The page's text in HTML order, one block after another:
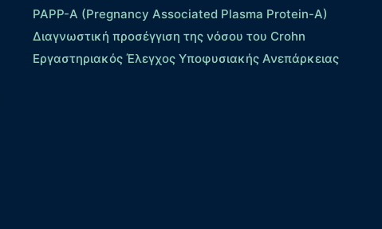
PAPP-A (Pregnancy Associated Plasma Protein-A)
Διαγνωστική προσέγγιση της νόσου του Crohn
Εργαστηριακός Έλεγχος Υποφυσιακής Ανεπάρκειας